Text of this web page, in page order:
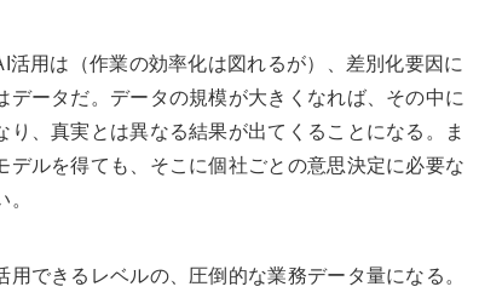
用は（作業の効率化は図れるが）、差別化要因に
データだ。データの規模が大きくなれば、その中に
、真実とは異なる結果が出てくることになる。ま
デルを得ても、そこに個社ごとの意思決定に必要な
できるレベルの、圧倒的な業務データ量になる。